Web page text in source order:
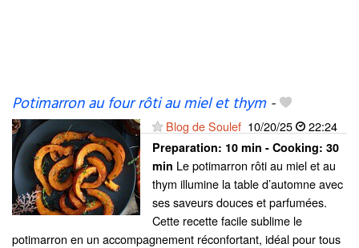
Potimarron au four rôti au miel et thym-
Blog de Soulef 10/20/25 22:24
Preparation: 10 min - Cooking: 30
min Le potimarron rôti au miel et au
thym illumine la table d’automne avec
ses saveurs douces et parfumées.
Cette recette facile sublime le
potimarron en un accompagnement réconfortant, idéal pour tous